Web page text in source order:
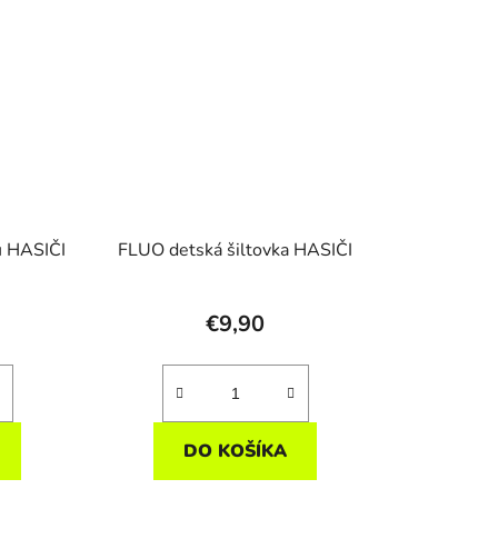
HASIČI FLUO detská šiltovka HASIČI
€9,90
DO KOŠÍKA